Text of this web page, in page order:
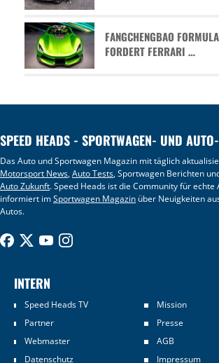
FANGCHENGBAO
FORDERT FERRARI …
SPEED HEADS - SPORTWAGEN- UND
Das Auto und Sportwagen Magazin mit täglich
Motorsport News,Auto Tests, Sportwagen Berichten
Auto Zukunft. Speed Heads ist die Community für echte
informiert imSportwagen Magazin über Neuigkeiten
Autos.
INTERN
Speed Heads TV
Mission
Partner
Presse
Webmaster
AGB
Datenschutz
Impressum